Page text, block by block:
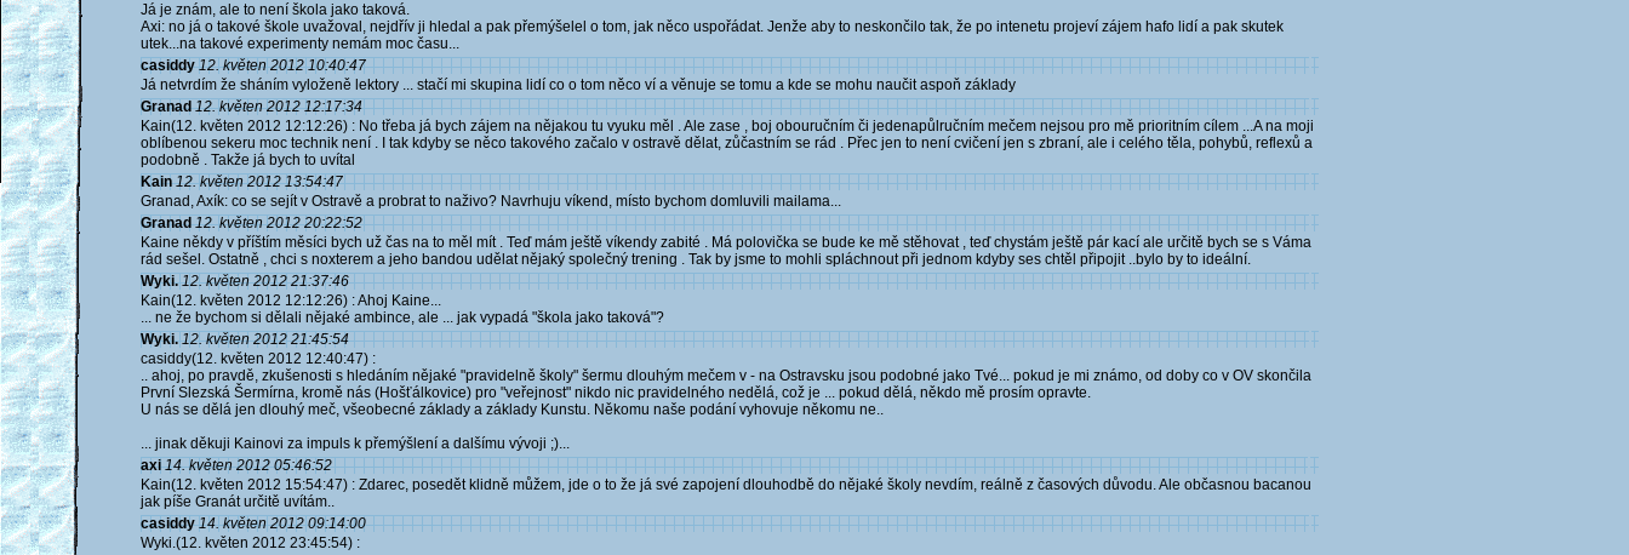
Já je znám, ale to není škola jako taková.
Axi: no já o takové škole uvažoval, nejdřív ji hledal a pak přemýšelel o tom, jak něco uspořádat. Jenže aby to neskončilo tak, že po intenetu projeví zájem hafo lidí a pak skutek
utek...na takové experimenty nemám moc času...
casiddy 12. květen 2012 10:40:47
Já netvrdím že sháním vyloženě lektory ... stačí mi skupina lidí co o tom něco ví a věnuje se tomu a kde se mohu naučit aspoň základy
Granad 12. květen 2012 12:17:34
Kain(12. květen 2012 12:12:26) : No třeba já bych zájem na nějakou tu vyuku měl . Ale zase , boj obouručním či jedenapůlručním mečem nejsou pro mě prioritním cílem ...A na moji
oblíbenou sekeru moc technik není . I tak kdyby se něco takového začalo v ostravě dělat, zůčastním se rád . Přec jen to není cvičení jen s zbraní, ale i celého těla, pohybů, reflexů a
podobně . Takže já bych to uvítal
Kain 12. květen 2012 13:54:47
Granad, Axík: co se sejít v Ostravě a probrat to naživo? Navrhuju víkend, místo bychom domluvili mailama...
Granad 12. květen 2012 20:22:52
Kaine někdy v příštím měsíci bych už čas na to měl mít . Teď mám ještě víkendy zabité . Má polovička se bude ke mě stěhovat , teď chystám ještě pár kací ale určitě bych se s Váma
rád sešel. Ostatně , chci s noxterem a jeho bandou udělat nějaký společný trening . Tak by jsme to mohli spláchnout při jednom kdyby ses chtěl připojit ..bylo by to ideální.
Wyki. 12. květen 2012 21:37:46
Kain(12. květen 2012 12:12:26) : Ahoj Kaine...
... ne že bychom si dělali nějaké ambince, ale ... jak vypadá "škola jako taková"?
Wyki. 12. květen 2012 21:45:54
casiddy(12. květen 2012 12:40:47) :
.. ahoj, po pravdě, zkušenosti s hledáním nějaké "pravidelně školy" šermu dlouhým mečem v - na Ostravsku jsou podobné jako Tvé... pokud je mi známo, od doby co v OV skončila
První Slezská Šermírna, kromě nás (Hošťálkovice) pro "veřejnost" nikdo nic pravidelného nedělá, což je ... pokud dělá, někdo mě prosím opravte.
U nás se dělá jen dlouhý meč, všeobecné základy a základy Kunstu. Někomu naše podání vyhovuje někomu ne..
... jinak děkuji Kainovi za impuls k přemýšlení a dalšímu vývoji ;)...
axi 14. květen 2012 05:46:52
Kain(12. květen 2012 15:54:47) : Zdarec, posedět klidně můžem, jde o to že já své zapojení dlouhodbě do nějaké školy nevdím, reálně z časových důvodu. Ale občasnou bacanou
jak píše Granát určitě uvítám..
casiddy 14. květen 2012 09:14:00
Wyki.(12. květen 2012 23:45:54) :